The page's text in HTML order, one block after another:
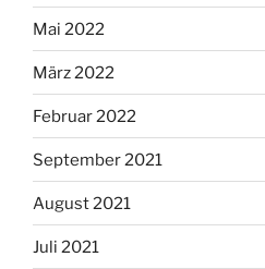
Mai 2022
März 2022
Februar 2022
September 2021
August 2021
Juli 2021